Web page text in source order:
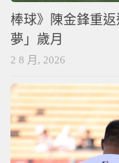
棒球》陳金鋒重
夢」歲月
2 8 月, 2026